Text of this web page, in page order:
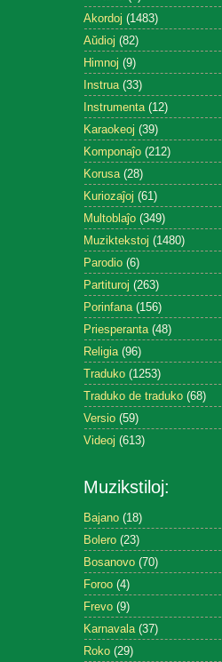
Akordoj (1483)
Aŭdioj (82)
Himnoj (9)
Instrua (33)
Instrumenta (12)
Karaokeoj (39)
Komponaĵo (212)
Korusa (28)
Kuriozaĵoj (61)
Multoblaĵo (349)
Muziktekstoj (1480)
Parodio (6)
Partituroj (263)
Porinfana (156)
Priesperanta (48)
Religia (96)
Traduko (1253)
Traduko de traduko (68)
Versio (59)
Videoj (613)
Muzikstiloj:
Bajano (18)
Bolero (23)
Bosanovo (70)
Foroo (4)
Frevo (9)
Karnavala (37)
Roko (29)